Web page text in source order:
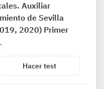
Auxiliar
de Sevilla
2020) Primer
Hacer test